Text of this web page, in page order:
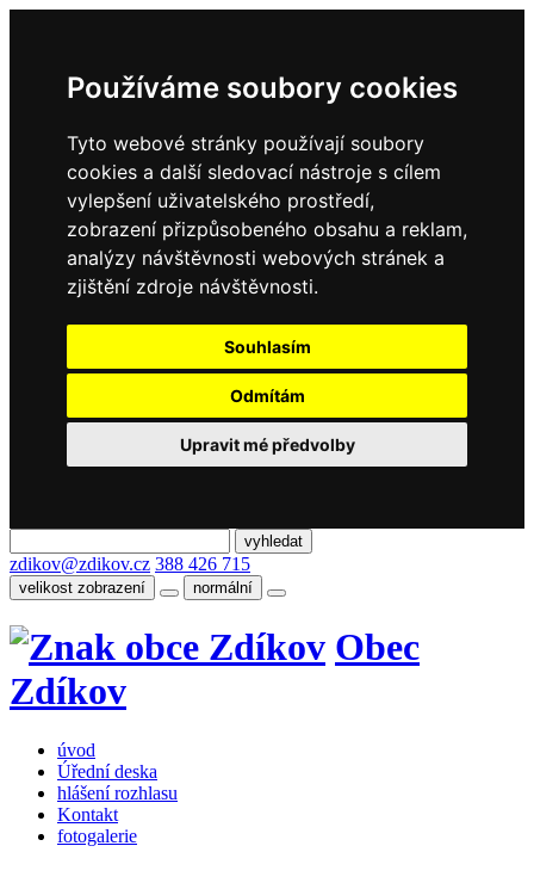
Používáme soubory cookies
Tyto webové stránky používají soubory
cookies a další sledovací nástroje s cílem
vylepšení uživatelského prostředí,
zobrazení přizpůsobeného obsahu a reklam,
analýzy návštěvnosti webových stránek a
zjištění zdroje návštěvnosti.
Souhlasím
Odmítám
Upravit mé předvolby
zdikov@zdikov.cz 388 426 715
velikost zobrazení normální
Obec
Zdíkov
úvod
Úřední deska
hlášení rozhlasu
Kontakt
fotogalerie